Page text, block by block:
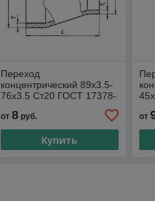
Переход
концентрический 89х3.5-
76х3.5 Ст20 ГОСТ 17378-
от 8руб.
Купить
от